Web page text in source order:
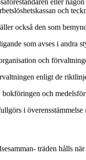
eller
och
också den som
som avses i andra
och
enligt de
och
i
träden hålls